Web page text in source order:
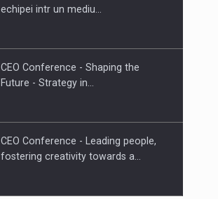
Proteinmaxxing and the Future of
echipei intr un mediu…
CEO Conference - Shaping the
Future - Strategy in…
CEO Conference - Leading people,
fostering creativity towards a…